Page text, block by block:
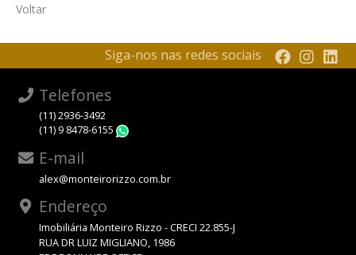
Voltar
Siga-nos nas redes sociais
Telefones
(11) 2936-3492
(11) 9 8478-6155
E-mail
alex@monteirorizzo.com.br
Endereço
Imobiliária Monteiro Rizzo - CRECI 22.855-J
RUA DR LUIZ MIGLIANO, 1986